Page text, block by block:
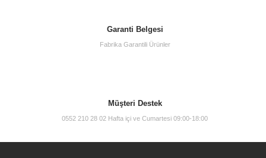
Garanti Belgesi
Fabrika Garantili Ürünler
Müşteri Destek
0552 210 28 02 Hafta içi ve Cumartesi 09:00-18:00